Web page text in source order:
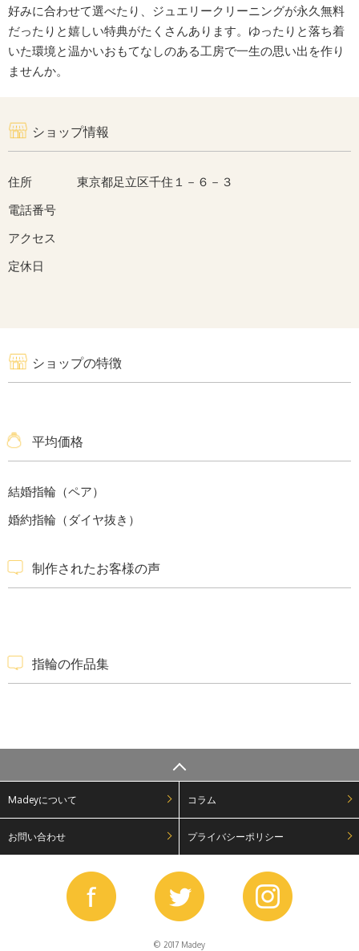
好みに合わせて選べたり、ジュエリークリーニングが永久無料
だったりと嬉しい特典がたくさんあります。ゆったりと落ち着
いた環境と温かいおもてなしのある工房で一生の思い出を作り
ませんか。
ショップ情報
住所
東京都足立区千住１－６－３
電話番号
アクセス
定休日
ショップの特徴
平均価格
結婚指輪（ペア）
婚約指輪（ダイヤ抜き）
制作されたお客様の声
指輪の作品集
Madeyについて コラム
お問い合わせ プライバシーポリシー
© 2017 Madey